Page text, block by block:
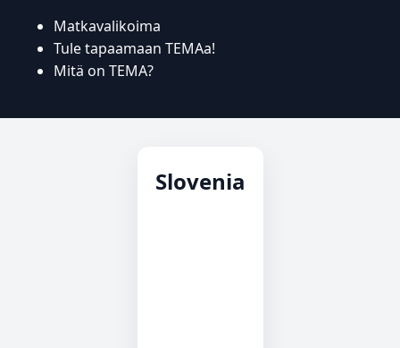
Matkavalikoima
Tule tapaamaan TEMAa!
Mitä on TEMA?
Slovenia